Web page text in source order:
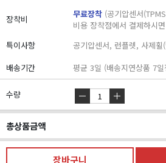
장착비 무료장착 (공기압센서
비용 장착점에서 결제하시
특이사항
공기압센서, 런플렛, 사제휠
배송기간
평균 3일 (배송지연상품 7
수량
총상품금액